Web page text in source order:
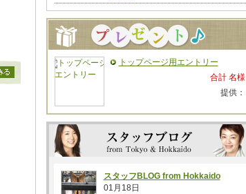
トップページ用エントリー
合計 名様
提供：
スタッフBLOG from Hokkaido
01月18日